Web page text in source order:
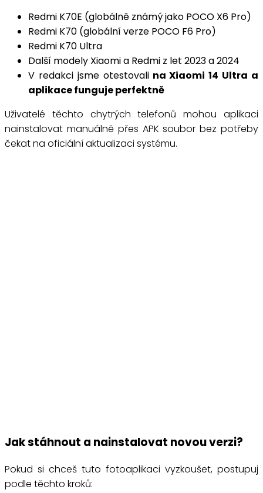
Redmi K70E (globálně známý jako POCO X6 Pro)
Redmi K70 (globální verze POCO F6 Pro)
Redmi K70 Ultra
Další modely Xiaomi a Redmi z let 2023 a 2024
V redakci jsme otestovalina Xiaomi 14 Ultra a
aplikace funguje perfektně
Uživatelé těchto chytrých telefonů mohou aplikaci
nainstalovat manuálně přes APK soubor bez potřeby
čekat na oficiální aktualizaci systému.
Jak stáhnout a nainstalovat novou verzi?
Pokud si chceš tuto fotoaplikaci vyzkoušet, postupuj
podle těchto kroků: